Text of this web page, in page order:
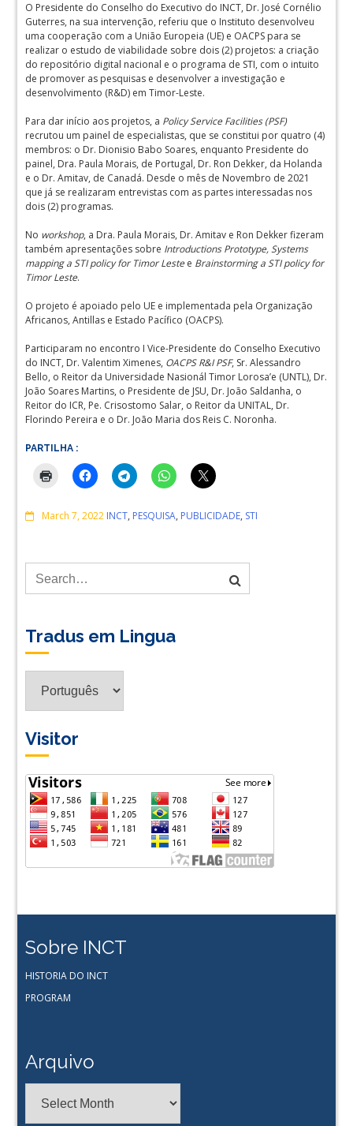
O Presidente do Conselho do Executivo do INCT, Dr. José Cornélio
Guterres, na sua intervenção, referiu que o Instituto desenvolveu
uma cooperação com a União Europeia (UE) e OACPS para se
realizar o estudo de viabilidade sobre dois (2) projetos: a criação
do repositório digital nacional e o programa de STI, com o intuito
de promover as pesquisas e desenvolver a investigação e
desenvolvimento (R&D) em Timor-Leste.
Para dar início aos projetos, a Policy Service Facilities (PSF)
recrutou um painel de especialistas, que se constitui por quatro (4)
membros: o Dr. Dionisio Babo Soares, enquanto Presidente do
painel, Dra. Paula Morais, de Portugal, Dr. Ron Dekker, da Holanda
e o Dr. Amitav, de Canadá. Desde o mês de Novembro de 2021
que já se realizaram entrevistas com as partes interessadas nos
dois (2) programas.
No workshop, a Dra. Paula Morais, Dr. Amitav e Ron Dekker fizeram
também apresentações sobre Introductions Prototype, Systems
mapping a STI policy for Timor Leste e Brainstorming a STI policy for
Timor Leste.
O projeto é apoiado pelo UE e implementada pela Organização
Africanos, Antillas e Estado Pacífico (OACPS).
Participaram no encontro I Vice-Presidente do Conselho Executivo
do INCT, Dr. Valentim Ximenes, OACPS R&I PSF, Sr. Alessandro
Bello, o Reitor da Universidade Nasionál Timor Lorosa’e (UNTL), Dr.
João Soares Martins, o Presidente de JSU, Dr. João Saldanha, o
Reitor do ICR, Pe. Crisostomo Salar, o Reitor da UNITAL, Dr.
Florindo Pereira e o Dr. João Maria dos Reis C. Noronha.
PARTILHA :
March 7, 2022 Comments
INCT, PESQUISA, PUBLICIDADE, STI
Tradus em Lingua
Visitor
Sobre INCT
HISTORIA DO INCT
PROGRAM
Arquivo